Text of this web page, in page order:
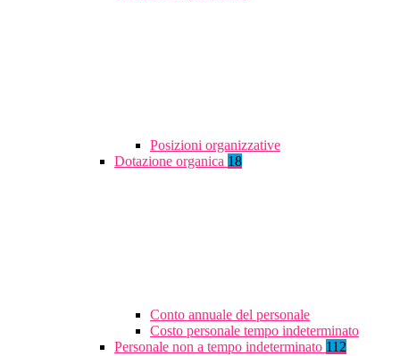
Posizioni organizzative
Dotazione organica 18
Conto annuale del personale
Costo personale tempo indeterminato
Personale non a tempo indeterminato 112